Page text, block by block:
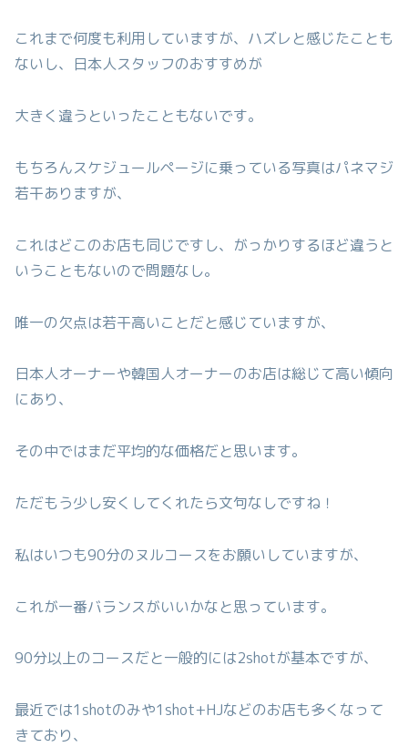
これまで何度も利用していますが、ハズレと感じたことも
ないし、日本人スタッフのおすすめが
大きく違うといったこともないです。
もちろんスケジュールページに乗っている写真はパネマジ
若干ありますが、
これはどこのお店も同じですし、がっかりするほど違うと
いうこともないので問題なし。
唯一の欠点は若干高いことだと感じていますが、
日本人オーナーや韓国人オーナーのお店は総じて高い傾向
にあり、
その中ではまだ平均的な価格だと思います。
ただもう少し安くしてくれたら文句なしですね！
私はいつも90分のヌルコースをお願いしていますが、
これが一番バランスがいいかなと思っています。
90分以上のコースだと一般的には2shotが基本ですが、
最近では1shotのみや1shot+HJなどのお店も多くなって
きており、